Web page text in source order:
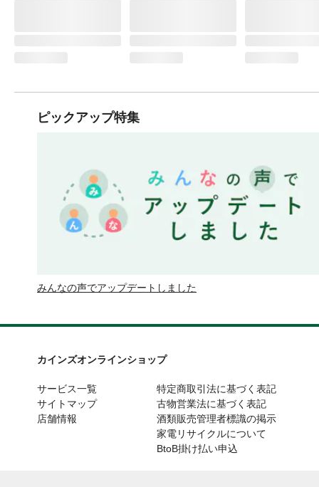
ピックアップ特集
みんなの声でアップデートしました
カインズオンラインショップ
サービス一覧
サイトマップ
店舗情報
特定商取引法に基づく表記
古物営業法に基づく表記
酒類販売管理者標識の掲示
家電リサイクルについて
BtoB掛け払い申込